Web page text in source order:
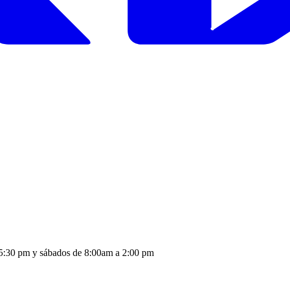
pm y sábados de 8:00am a 2:00 pm